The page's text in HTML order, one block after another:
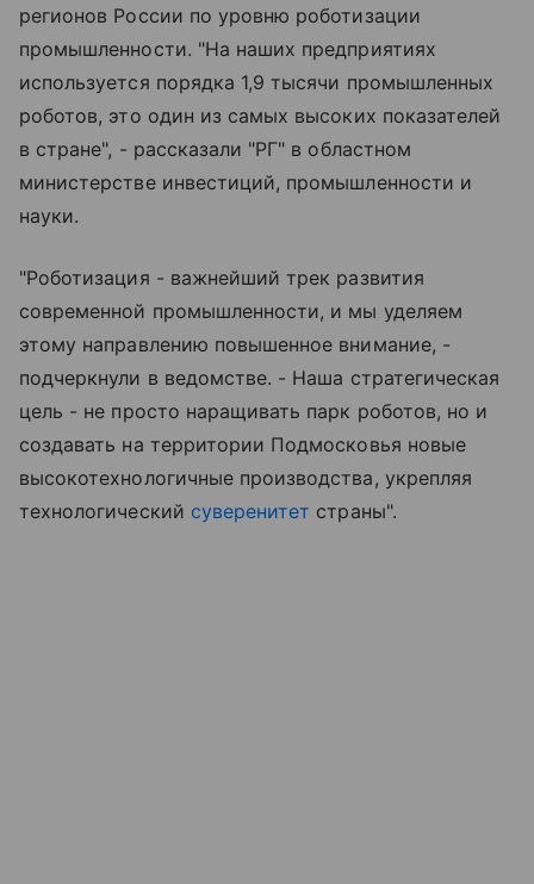
регионов России по уровню роботизации
промышленности. "На наших предприятиях
используется порядка 1,9 тысячи промышленных
роботов, это один из самых высоких показателей
в стране", - рассказали "РГ" в областном
министерстве инвестиций, промышленности и
науки.
"Роботизация - важнейший трек развития
современной промышленности, и мы уделяем
этому направлению повышенное внимание, -
подчеркнули в ведомстве. - Наша стратегическая
цель - не просто наращивать парк роботов, но и
создавать на территории Подмосковья новые
высокотехнологичные производства, укрепляя
технологический суверенитет страны".